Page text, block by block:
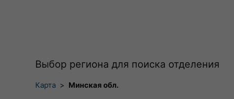
Выбор региона для поиска отделения
Карта > Минская обл.